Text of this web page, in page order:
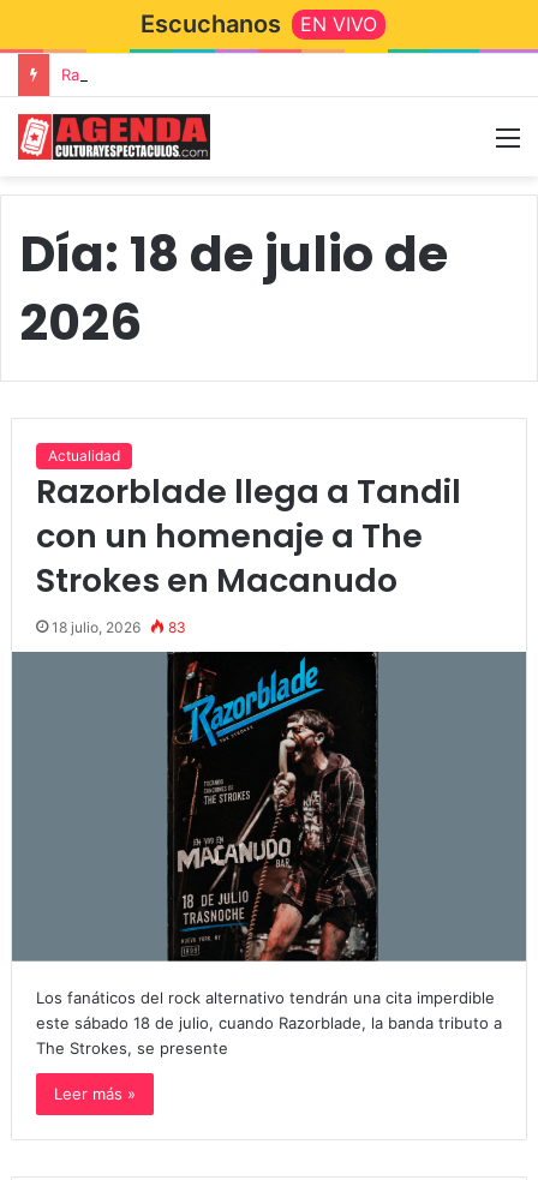
Escuchanos EN VIVO
Día: 18 de julio de
2026
Actualidad
Razorblade llega a Tandil
con un homenaje a The
Strokes en Macanudo
18 julio, 2026 83
Los fanáticos del rock alternativo tendrán una cita imperdible
este sábado 18 de julio, cuando Razorblade, la banda tributo a
The Strokes, se presente
Leer más »